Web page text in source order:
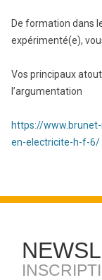
De formation dans
expérimenté(e),
Vos principaux
l’argumentation
https://
en-electricite-h-f-6/